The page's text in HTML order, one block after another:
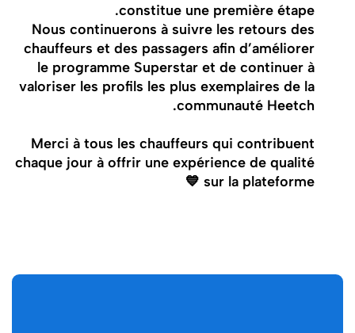
constitue une première étape.
Nous continuerons à suivre les retours des
chauffeurs et des passagers afin d’améliorer
le programme Superstar et de continuer à
valoriser les profils les plus exemplaires de la
communauté Heetch.
Merci à tous les chauffeurs qui contribuent
chaque jour à offrir une expérience de qualité
sur la plateforme 💙